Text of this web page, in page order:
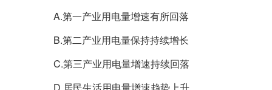
A.第一产业用电量增速有所回落
B.第二产业用电量保持持续增长
C.第三产业用电量增速持续回落